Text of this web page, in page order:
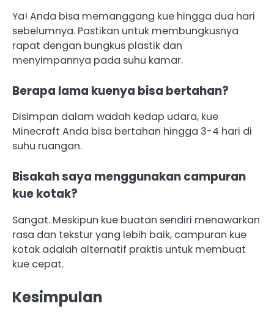
Ya! Anda bisa memanggang kue hingga dua hari
sebelumnya. Pastikan untuk membungkusnya
rapat dengan bungkus plastik dan
menyimpannya pada suhu kamar.
Berapa lama kuenya bisa bertahan?
Disimpan dalam wadah kedap udara, kue
Minecraft Anda bisa bertahan hingga 3-4 hari di
suhu ruangan.
Bisakah saya menggunakan campuran
kue kotak?
Sangat. Meskipun kue buatan sendiri menawarkan
rasa dan tekstur yang lebih baik, campuran kue
kotak adalah alternatif praktis untuk membuat
kue cepat.
Kesimpulan